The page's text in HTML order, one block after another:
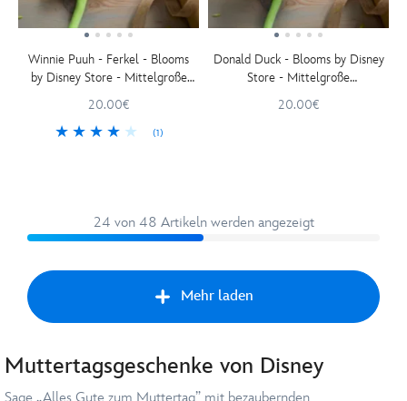
Winnie Puuh - Ferkel - Blooms
by Disney Store - Mittelgroße
20.00€
(1)
Donald Duck - Blooms by Disney
Store - Mittelgroße
20.00€
24 von 48 Artikeln werden angezeigt
Mehr laden
Muttertagsgeschenke von Disney